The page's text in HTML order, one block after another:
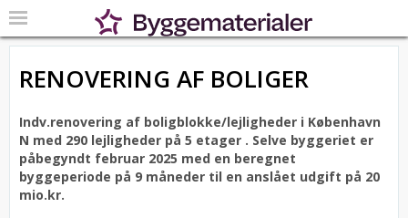
RENOVERING AF BOLIGER
Indv.renovering af boligblokke/lejligheder i København
N med 290 lejligheder på 5 etager . Selve byggeriet er
påbegyndt februar 2025 med en beregnet
byggeperiode på 9 måneder til en anslået udgift på 20
mio.kr.